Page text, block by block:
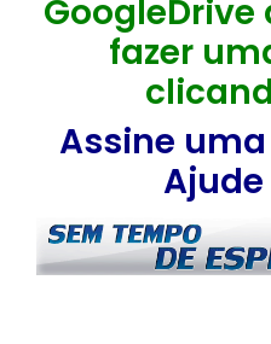
fazer
Assine
Ajude